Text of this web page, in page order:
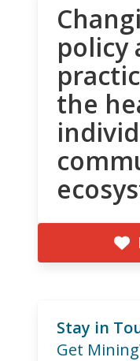
policy
the
Stay in
Get